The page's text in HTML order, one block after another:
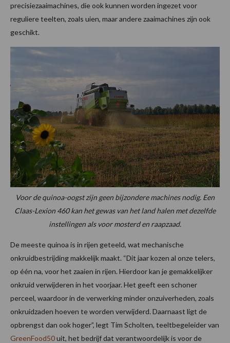
precisiezaaimachines, die ook kunnen worden ingezet voor
reguliere teelten, zoals uien, maar andere zaaimachines zijn ook
geschikt.
Voor de quinoa-oogst zijn geen bijzondere machines nodig. Een
Claas-Lexion 460 kan het gewas van het land halen met dezelfde
instellingen als voor mosterd en raapzaad.
De meeste quinoa is in rijen geteeld, wat mechanische
onkruidbestrijding makkelijk maakt. “Dit jaar kozen al onze telers,
op één na, voor het zaaien in rijen. Hierdoor kan je gemakkelijker
onkruid verwijderen in het voorjaar. Het geeft een schoner
perceel, waardoor in de verwerking minder onzuiverheden, zoals
onkruidzaden hoeven te worden verwijderd. Daarnaast ligt de
opbrengst dan ook hoger”, legt Tim Scholten, teeltbegeleider van
GreenFood50uit, het bedrijf dat verantwoordelijk is voor de